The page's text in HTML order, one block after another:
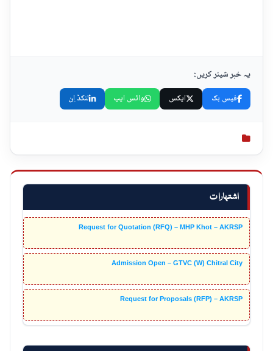
اشتہارات
Request for Quotation (RFQ) – MHP Khot – AKRSP
Admission Open – GTVC (W) Chitral City
Request for Proposals (RFP) – AKRSP
یہ خبر شیئر کریں:
فیس بک ایکس واٹس ایپ لنکڈ اِن